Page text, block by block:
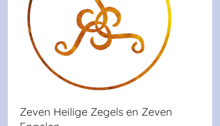
Zeven Heilige Zegels en Zeven